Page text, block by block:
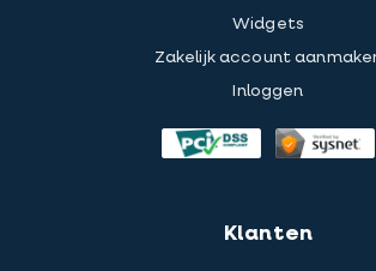
Widgets
Zakelijk account
Inloggen
Klanten